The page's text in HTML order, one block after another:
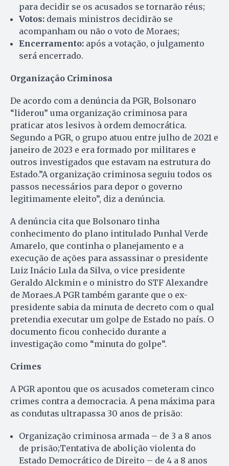
para decidir se os acusados se tornarão réus;
Votos: demais ministros decidirão se
acompanham ou não o voto de Moraes;
Encerramento: após a votação, o julgamento
será encerrado.
Organização Criminosa
De acordo com a denúncia da PGR, Bolsonaro
“liderou” uma organização criminosa para
praticar atos lesivos à ordem democrática.
Segundo a PGR, o grupo atuou entre julho de 2021 e
janeiro de 2023 e era formado por militares e
outros investigados que estavam na estrutura do
Estado.”A organização criminosa seguiu todos os
passos necessários para depor o governo
legitimamente eleito”, diz a denúncia.
A denúncia cita que Bolsonaro tinha
conhecimento do plano intitulado Punhal Verde
Amarelo, que continha o planejamento e a
execução de ações para assassinar o presidente
Luiz Inácio Lula da Silva, o vice presidente
Geraldo Alckmin e o ministro do STF Alexandre
de Moraes.A PGR também garante que o ex-
presidente sabia da minuta de decreto com o qual
pretendia executar um golpe de Estado no país. O
documento ficou conhecido durante a
investigação como “minuta do golpe”.
Crimes
A PGR apontou que os acusados cometeram cinco
crimes contra a democracia. A pena máxima para
as condutas ultrapassa 30 anos de prisão:
Organização criminosa armada – de 3 a 8 anos
de prisão;Tentativa de abolição violenta do
Estado Democrático de Direito – de 4 a 8 anos